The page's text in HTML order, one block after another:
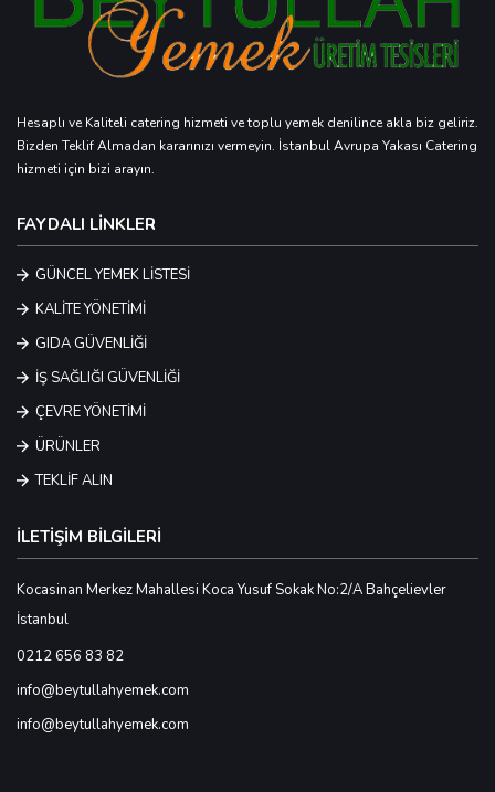
Hesaplı ve Kaliteli catering hizmeti ve toplu yemek denilince akla biz geliriz.
Bizden Teklif Almadan kararınızı vermeyin. İstanbul Avrupa Yakası Catering
hizmeti için bizi arayın.
FAYDALI LİNKLER
GÜNCEL YEMEK LİSTESİ
KALİTE YÖNETİMİ
GIDA GÜVENLİĞİ
İŞ SAĞLIĞI GÜVENLİĞİ
ÇEVRE YÖNETİMİ
ÜRÜNLER
TEKLİF ALIN
İLETİŞİM BİLGİLERİ
Kocasinan Merkez Mahallesi Koca Yusuf Sokak No:2/A Bahçelievler
İstanbul
0212 656 83 82
info@beytullahyemek.com
info@beytullahyemek.com